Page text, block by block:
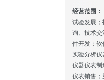
经营范围：
试验发展；
询、技术交
件开发；软
实验分析仪
仪器仪表制
仪表销售；